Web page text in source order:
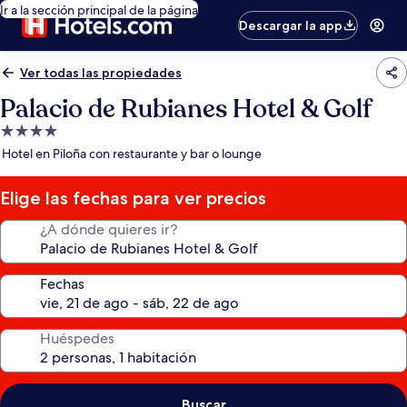
Ir a la sección principal de la página
Descargar la app
Ver todas las propiedades
Palacio de Rubianes Hotel & Golf
Propiedad
de
estrellas
Hotel en Piloña con restaurante y bar o lounge
Elige las fechas para ver precios
¿A dónde quieres ir?
Fechas
Huéspedes